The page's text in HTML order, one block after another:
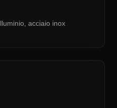
acciaio inox